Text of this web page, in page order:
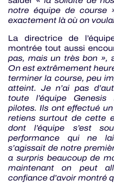
notre équipe de course
exactement là où on
La directrice de
montrée tout aussi
pas, mais un très bon »,
On est extrêmement
terminer la course, peu
atteint. Je n’ai pas
toute l’équipe
pilotes. Ils ont effectué
retiens surtout de cette
dont l’équipe s’est
performance qui ne
s’agissait de notre
a surpris beaucoup de
maintenant on peut
confiance d’avoir montré